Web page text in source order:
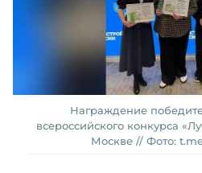
Награждение
всероссийского конкурса
Москве // Фото: